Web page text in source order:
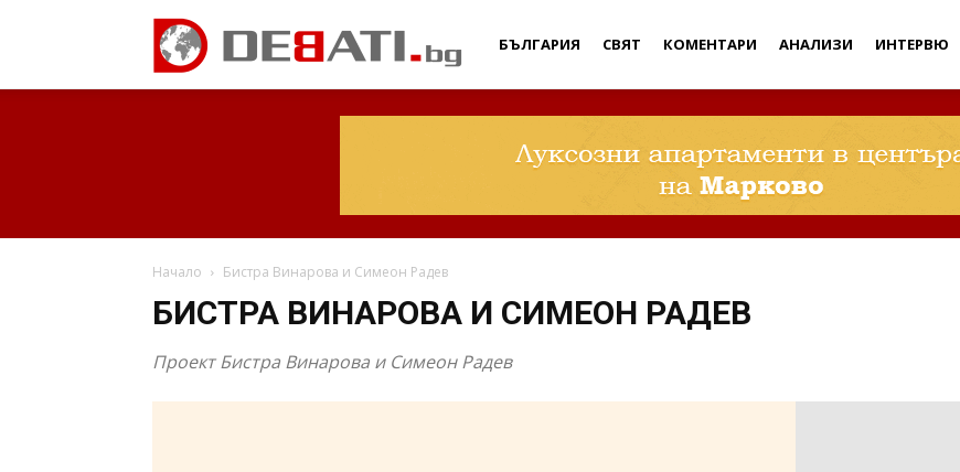
Дебати
БЪЛГАРИЯ СВЯТ КОМЕНТАРИ АНАЛИЗИ ИНТЕРВЮ
Начало Бистра Винарова и Симеон Радев
БИСТРА ВИНАРОВА И СИМЕОН РАДЕВ
Проект Бистра Винарова и Симеон Радев